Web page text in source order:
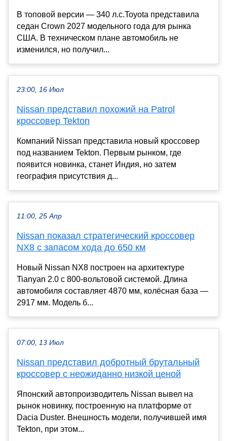
В топовой версии — 340 л.с.Toyota представила
седан Crown 2027 модельного года для рынка
США. В техническом плане автомобиль не
изменился, но получил...
23:00, 16 Июл
Nissan представил похожий на Patrol
кроссовер Tekton
Компаний Nissan представила новый кроссовер
под названием Tekton. Первым рынком, где
появится новинка, станет Индия, но затем
география присутствия д...
11:00, 25 Апр
Nissan показал стратегический кроссовер
NX8 с запасом хода до 650 км
Новый Nissan NX8 построен на архитектуре
Tianyan 2.0 с 800-вольтовой системой. Длина
автомобиля составляет 4870 мм, колёсная база —
2917 мм. Модель б...
07:00, 13 Июл
Nissan представил добротный брутальный
кроссовер с неожиданно низкой ценой
Японский автопроизводитель Nissan вывел на
рынок новинку, построенную на платформе от
Dacia Duster. Внешность модели, получившей имя
Tekton, при этом...